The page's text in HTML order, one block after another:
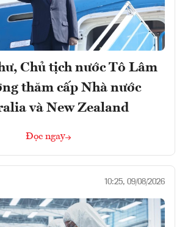
Chủ tịch nước Tô Lâm
thăm cấp Nhà nước
và New Zealand
Đọc ngay
10:25, 09/08/2026